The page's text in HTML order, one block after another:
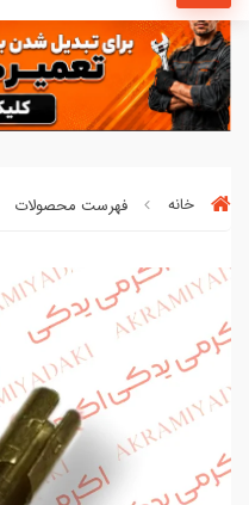
خانه فهرست محصولات